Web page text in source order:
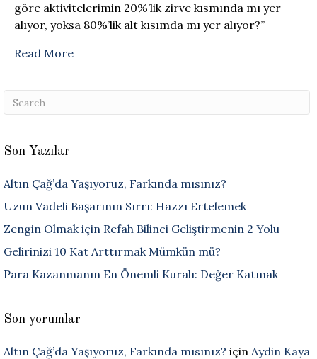
göre aktivitelerimin 20%’lik zirve kısmında mı yer
alıyor, yoksa 80%’lik alt kısımda mı yer alıyor?”
Read More
Son Yazılar
Altın Çağ’da Yaşıyoruz, Farkında mısınız?
Uzun Vadeli Başarının Sırrı: Hazzı Ertelemek
Zengin Olmak için Refah Bilinci Geliştirmenin 2 Yolu
Gelirinizi 10 Kat Arttırmak Mümkün mü?
Para Kazanmanın En Önemli Kuralı: Değer Katmak
Son yorumlar
Altın Çağ’da Yaşıyoruz, Farkında mısınız? için Aydin Kaya